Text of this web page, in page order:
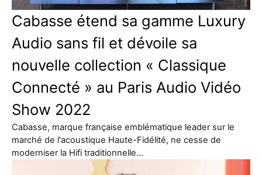
Cabasse étend sa gamme Luxury
Audio sans fil et dévoile sa
nouvelle collection « Classique
Connecté » au Paris Audio Vidéo
Show 2022
Cabasse, marque française emblématique leader sur le
marché de l'acoustique Haute-Fidélité, ne cesse de
moderniser la Hifi traditionnelle…